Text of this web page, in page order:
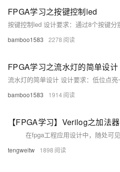
FPGA学习之按键控制led
bamboo1583 2278
FPGA学习之流水灯的简单设计
bamboo1583 1914
【FPGA学习】Verilog之加法器
tengweitw 1898